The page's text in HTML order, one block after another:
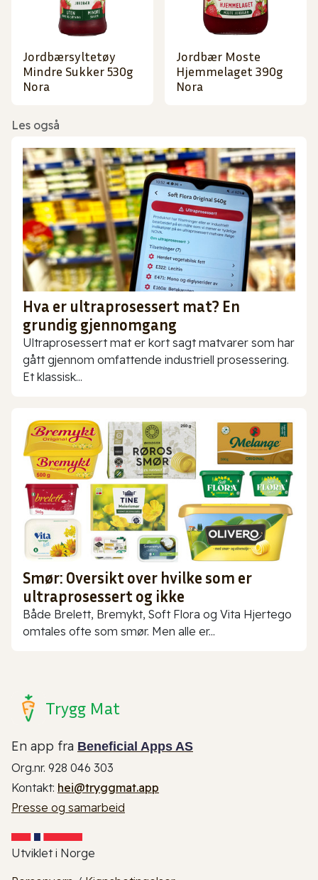
Jordbærsyltetøy
Mindre Sukker 530g
Nora
Jordbær Moste
Hjemmelaget 390g
Nora
Les også
Hva er ultraprosessert mat? En
grundig gjennomgang
Ultraprosessert mat er kort sagt matvarer som har
gått gjennom omfattende industriell prosessering.
Et klassisk...
Smør: Oversikt over hvilke som er
ultraprosessert og ikke
Både Brelett, Bremykt, Soft Flora og Vita Hjertego
omtales ofte som smør. Men alle er...
Trygg Mat
En app fra Beneficial Apps AS
Org.nr. 928 046 303
Kontakt: hei@tryggmat.app
Presse og samarbeid
Utviklet i Norge